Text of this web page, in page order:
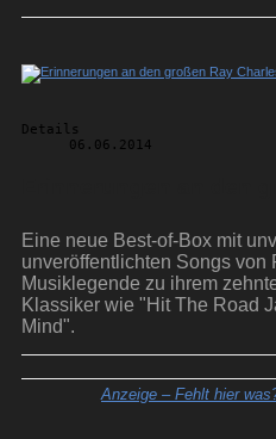
Details
06.06.2014
Eine neue Best-of-Box mit
unveröffentlichten Songs von
Musiklegende zu ihrem
Klassiker wie "Hit The Road
Mind".
Anzeige – Fehlt hier